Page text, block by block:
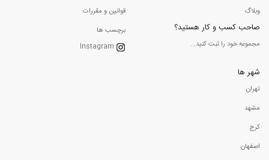
وبلاگ
صاحب کسب و کار هستید؟
مجموعه خود را ثبت کنید...
قوانین و مقررات
برچسب ها
Instagram
شهر ها
تهران
مشهد
کرج
اصفهان